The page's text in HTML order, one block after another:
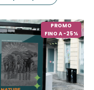
PROMO
FINO A -25%